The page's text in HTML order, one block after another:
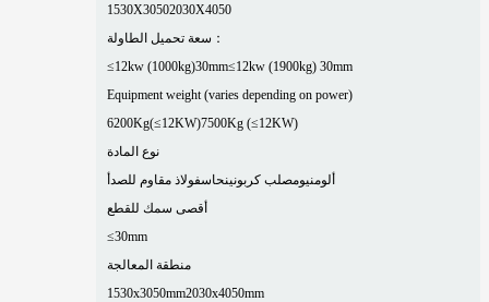
1530X30502030X4050
سعة تحميل الطاولة：
≤12kw (1000kg)30mm≤12kw (1900kg) 30mm
Equipment weight (varies depending on power)
6200Kg(≤12KW)7500Kg (≤12KW)
نوع المادة
ألومنيومصلب كربونينحاسفولاذ مقاوم للصدأ
أقصى سمك للقطع
≤30mm
منطقة المعالجة
1530x3050mm2030x4050mm